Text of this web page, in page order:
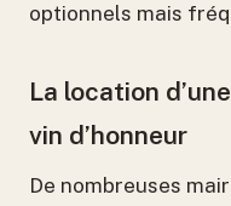
optionnels mais
La location
vin d’honneur
De nombreuses